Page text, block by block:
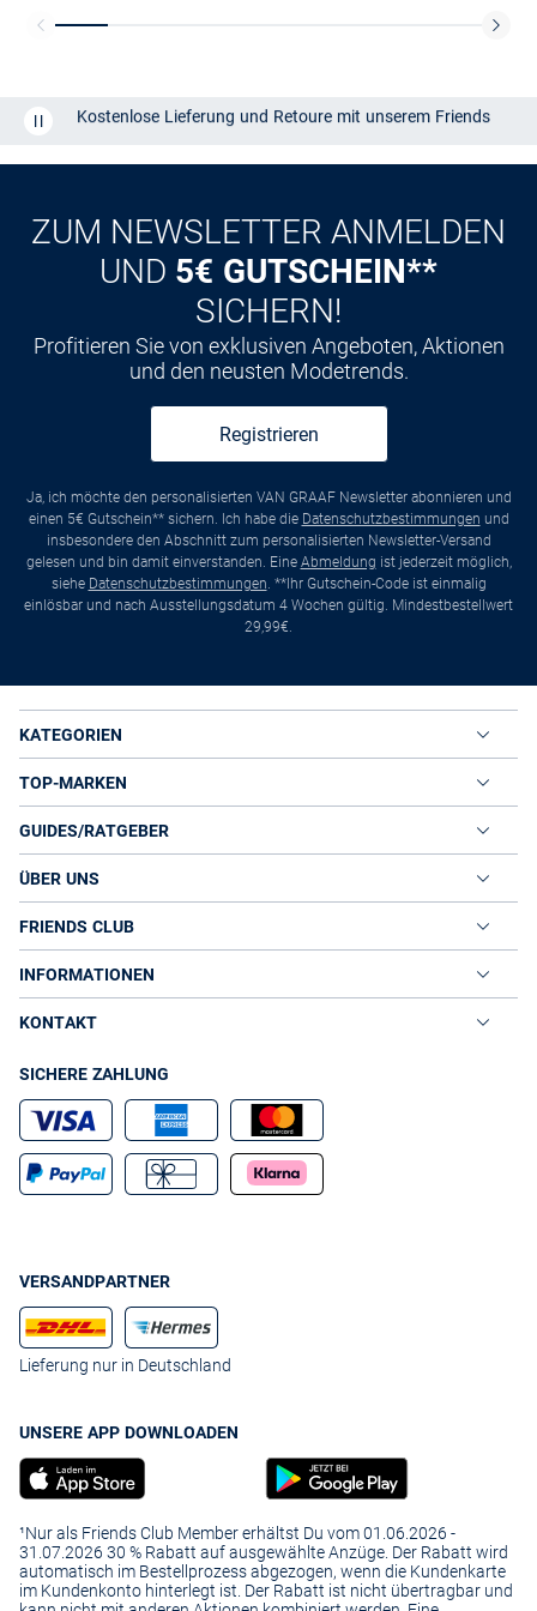
Kostenlose Lieferung und Retoure mit unserem Friends
CLUB
Kauf aufRechnung
ZUM NEWSLETTER ANMELDEN
UND 5€ GUTSCHEIN**
SICHERN!
Profitieren Sie von exklusiven Angeboten, Aktionen
und den neusten Modetrends.
Registrieren
Ja, ich möchte den personalisierten VAN GRAAF Newsletter abonnieren und
einen 5€ Gutschein** sichern. Ich habe die Datenschutzbestimmungen und
insbesondere den Abschnitt zum personalisierten Newsletter-Versand
gelesen und bin damit einverstanden. Eine Abmeldung ist jederzeit möglich,
siehe Datenschutzbestimmungen. **Ihr Gutschein-Code ist einmalig
einlösbar und nach Ausstellungsdatum 4 Wochen gültig. Mindestbestellwert
29,99€.
KATEGORIEN
TOP-MARKEN
GUIDES/RATGEBER
ÜBER UNS
FRIENDS CLUB
INFORMATIONEN
KONTAKT
SICHERE ZAHLUNG
VERSANDPARTNER
Lieferung nur in Deutschland
UNSERE APP DOWNLOADEN
¹Nur als Friends Club Member erhältst Du vom 01.06.2026 -
31.07.2026 30 % Rabatt auf ausgewählte Anzüge. Der Rabatt wird
automatisch im Bestellprozess abgezogen, wenn die Kundenkarte
im Kundenkonto hinterlegt ist. Der Rabatt ist nicht übertragbar und